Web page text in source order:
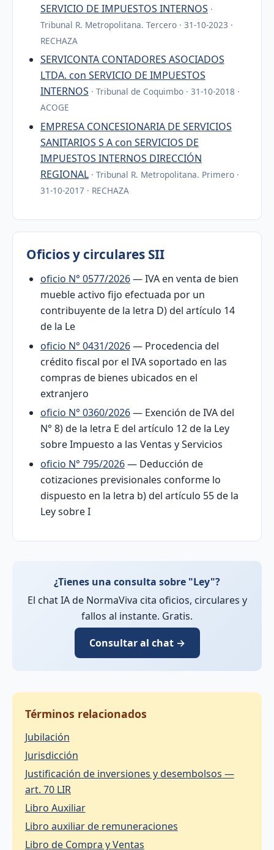
SERVICIO DE IMPUESTOS INTERNOS ·
Tribunal R. Metropolitana. Tercero · 31-10-2023 ·
RECHAZA
SERVICONTA CONTADORES ASOCIADOS
LTDA. con SERVICIO DE IMPUESTOS
INTERNOS · Tribunal de Coquimbo · 31-10-2018 ·
ACOGE
EMPRESA CONCESIONARIA DE SERVICIOS
SANITARIOS S A con SERVICIOS DE
IMPUESTOS INTERNOS DIRECCIÓN
REGIONAL · Tribunal R. Metropolitana. Primero ·
31-10-2017 · RECHAZA
Oficios y circulares SII
oficio N° 0577/2026— IVA en venta de bien
mueble activo fijo efectuada por un
contribuyente de la letra D) del artículo 14
de la Le
oficio N° 0431/2026— Procedencia del
crédito fiscal por el IVA soportado en las
compras de bienes ubicados en el
extranjero
oficio N° 0360/2026— Exención de IVA del
N° 8) de la letra E del artículo 12 de la Ley
sobre Impuesto a las Ventas y Servicios
oficio N° 795/2026— Deducción de
cotizaciones previsionales conforme lo
dispuesto en la letra b) del artículo 55 de la
Ley sobre I
¿Tienes una consulta sobre "Ley"?
El chat IA de NormaViva cita oficios, circulares y
fallos al instante. Gratis.
Consultar al chat →
Términos relacionados
Jubilación
Jurisdicción
Justificación de inversiones y desembolsos —
art. 70 LIR
Libro Auxiliar
Libro auxiliar de remuneraciones
Libro de Compra y Ventas